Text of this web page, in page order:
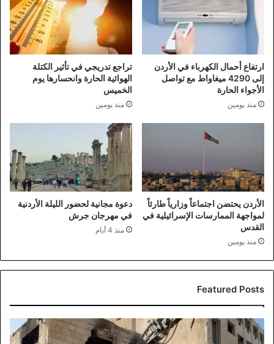
ارتفاع أحمال الكهرباء في الأردن
إلى 4290 ميغاواط مع تواصل
الأجواء الحارة
منذ يومين
تراجع تدريجي في تأثير الكتلة
الهوائية الحارة وانحسارها يوم
الخميس
منذ يومين
الأردن يحتضن اجتماعاً وزارياً طارئاً
لمواجهة الممارسات الإسرائيلية في
القدس
منذ يومين
دعوة مجانية لحضور الليلة الأردنية
في مهرجان جرش
منذ 4 أيام
Featured Posts
انطلاق
أعمال